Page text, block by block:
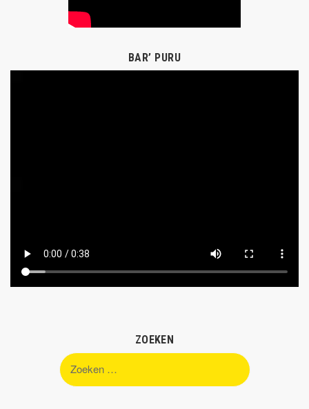
BAR’ PURU
ZOEKEN
Zoeken
naar: